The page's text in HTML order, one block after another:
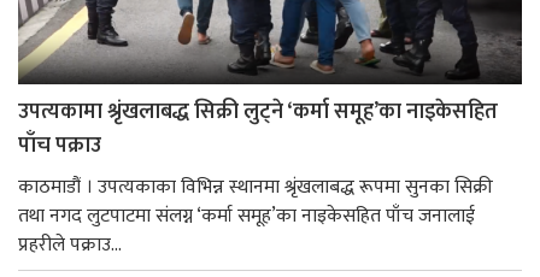
उपत्यकामा श्रृंखलाबद्ध सिक्री लुट्ने ‘कर्मा समूह’का नाइकेसहित
पाँच पक्राउ
काठमाडौं । उपत्यकाका विभिन्न स्थानमा श्रृंखलाबद्ध रूपमा सुनका सिक्री
तथा नगद लुटपाटमा संलग्न ‘कर्मा समूह’का नाइकेसहित पाँच जनालाई
प्रहरीले पक्राउ...